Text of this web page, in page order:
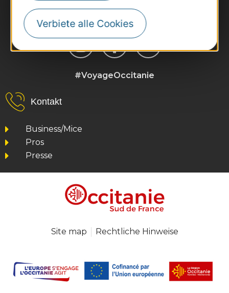
Verbiete alle Cookies
#VoyageOccitanie
Kontakt
Business/Mice
Pros
Presse
Site map Rechtliche Hinweise